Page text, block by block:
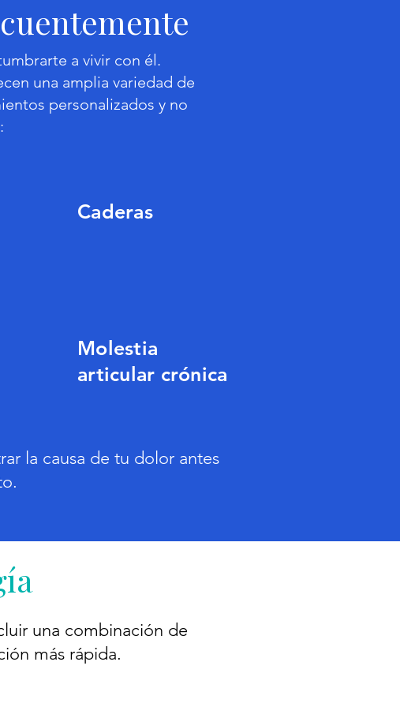
a vivir con él.
una amplia variedad de
personalizados y no
Caderas
Molestia
articular crónica
la causa de tu dolor antes
una combinación de
más rápida.